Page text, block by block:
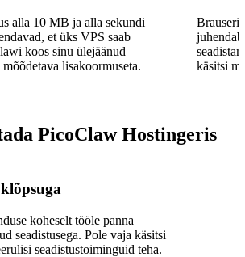
alla 10 MB ja alla sekundi
et üks VPS saab
koos sinu ülejäänud
lisakoormuseta.
käsitsi
PicoClaw Hostingeris
koheselt tööle panna
seadistusega. Pole vaja käsitsi
seadistustoiminguid teha.